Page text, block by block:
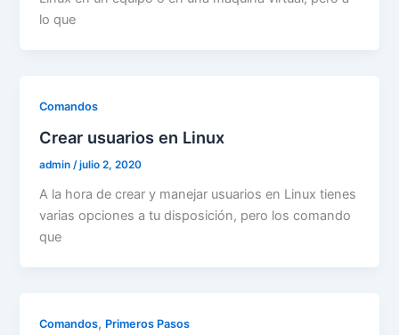
lo que
Comandos
Crear usuarios en Linux
admin/julio 2, 2020
A la hora de crear y manejar usuarios en Linux tienes
varias opciones a tu disposición, pero los comando
que
Comandos, Primeros Pasos